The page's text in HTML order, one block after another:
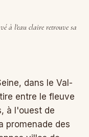
à l'eau claire retrouve sa
dans le Val-
entre le fleuve
à l'ouest de
promenade des